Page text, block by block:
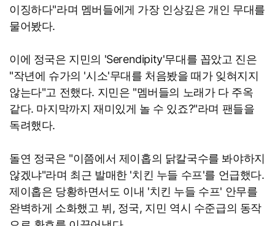
이징하다"라며 멤버들에게 가장 인상깊은 개인 무대를
물어봤다.
이에 정국은 지민의 'Serendipity'무대를 꼽았고 진은
"작년에 슈가의 '시소'무대를 처음봤을 때가 잊혀지지
않는다"고 전했다. 지민은 "멤버들의 노래가 다 주옥
같다. 마지막까지 재미있게 놀 수 있죠?"라며 팬들을
독려했다.
돌연 정국은 "이쯤에서 제이홉의 닭칼국수를 봐야하지
않겠냐"라며 최근 발매한 '치킨 누들 수프'를 언급했다.
제이홉은 당황하면서도 이내 '치킨 누들 수프' 안무를
완벽하게 소화했고 뷔, 정국, 지민 역시 수준급의 동작